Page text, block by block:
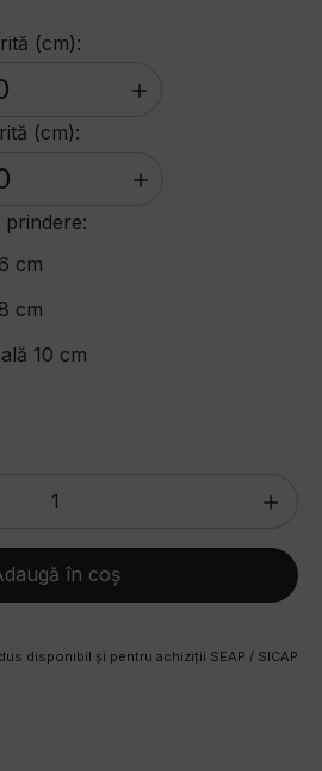
(cm):
(cm):
prindere:
cm
cm
10 cm
în coș
disponibil și pentru achiziții SEAP / SICAP